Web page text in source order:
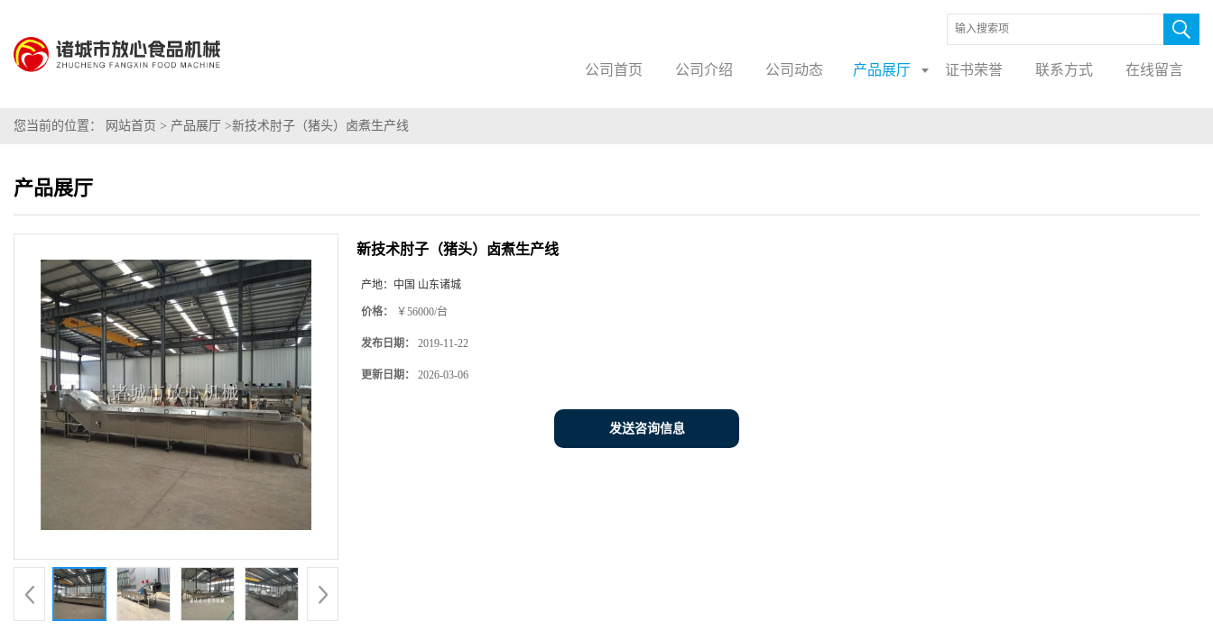
公司首页 公司介绍 公司动态 产品展厅 证书荣誉 联系方式 在线留言
您当前的位置： 网站首页 > 产品展厅 >新技术肘子（猪头）卤煮生产线
产品展厅
新技术肘子（猪头）卤煮生产线
产地： 中国 山东诸城
价格： ￥56000/台
发布日期： 2019-11-22
更新日期： 2026-03-06
发送咨询信息